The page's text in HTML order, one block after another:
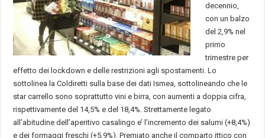
decennio,
con un balzo
del 2,9% nel
primo
trimestre per
effetto dei lockdown e delle restrizioni agli spostamenti. Lo
sottolinea la Coldiretti sulla base dei dati Ismea, sottolineando che le
star carrello sono soprattutto vini e birra, con aumenti a doppia cifra,
rispettivamente del 14,5% e del 18,4%. Strettamente legato
all’abitudine dell’aperitivo casalingo e’ l’incremento dei salumi (+8,4%)
e dei formaggi freschi (+5,9%). Premiato anche il comparto ittico con